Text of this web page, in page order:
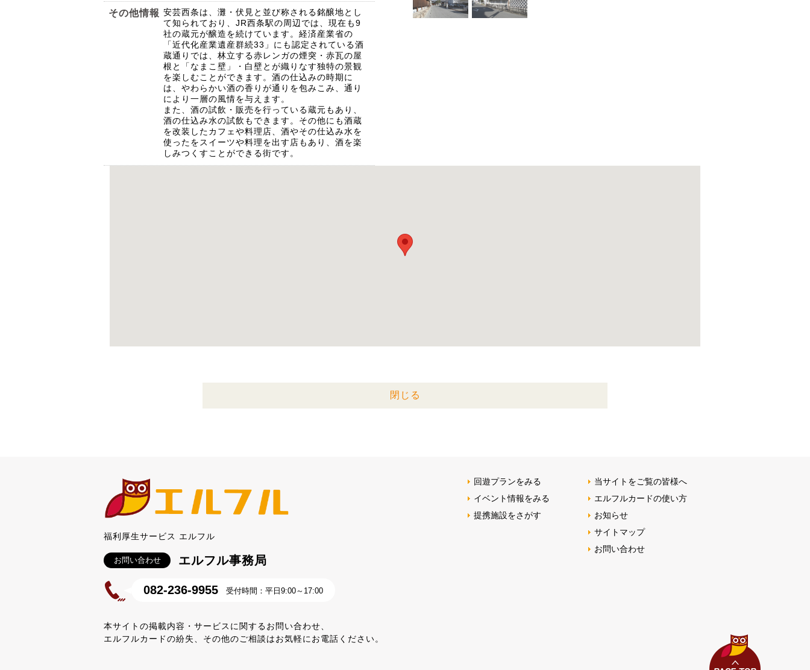
その他情報 安芸西条は、灘・伏見と並び称される銘醸地とし
て知られており、JR西条駅の周辺では、現在も9
社の蔵元が醸造を続けています。経済産業省の
「近代化産業遺産群続33」にも認定されている酒
蔵通りでは、林立する赤レンガの煙突・赤瓦の屋
根と「なまこ壁」・白壁とが織りなす独特の景観
を楽しむことができます。酒の仕込みの時期に
は、やわらかい酒の香りが通りを包みこみ、通り
により一層の風情を与えます。
また、酒の試飲・販売を行っている蔵元もあり、
酒の仕込み水の試飲もできます。その他にも酒蔵
を改装したカフェや料理店、酒やその仕込み水を
使ったをスイーツや料理を出す店もあり、酒を楽
しみつくすことができる街です。
閉じる
福利厚生サービス エルフル
お問い合わせ エルフル事務局
082-236-9955 受付時間：平日9:00～17:00
本サイトの掲載内容・サービスに関するお問い合わせ、
エルフルカードの紛失、その他のご相談はお気軽にお電話ください。
回遊プランをみる
イベント情報をみる
提携施設をさがす
当サイトをご覧の皆様へ
エルフルカードの使い方
お知らせ
サイトマップ
お問い合わせ